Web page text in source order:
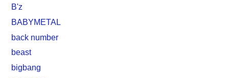
B'z
BABYMETAL
back number
beast
bigbang